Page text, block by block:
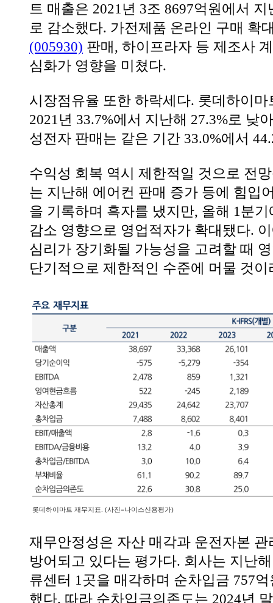
트 매출은 2021년 3조 8697억원에서
로 감소했다. 가전제품 온라인 구매 확
(005930) 판매, 하이프라자 등 제조사
심화가 영향을 미쳤다.
시장점유율 또한 하락세다. 롯데하이
2021년 33.7%에서 지난해 27.3%로 낮
성전자 판매는 같은 기간 33.0%에서
수익성 회복 역시 제한적일 것으로 전
는 지난해 에어컨 판매 증가 등에 힘입
을 기록하며 흑자를 냈지만, 올해 1분
감소 영향으로 영업적자가 확대됐다.
심리가 장기화될 가능성을 고려할 때
단기적으로 제한적인 수준에 머물 것
롯데하이마트 재무지표. (사진=나이스신용평가)
재무안정성은 자산 매각과 운전자본
방어되고 있다는 평가다. 회사는 지난
류센터 1곳을 매각하며 순차입금 757
했다. 따라 순차입금의존도는 2024년